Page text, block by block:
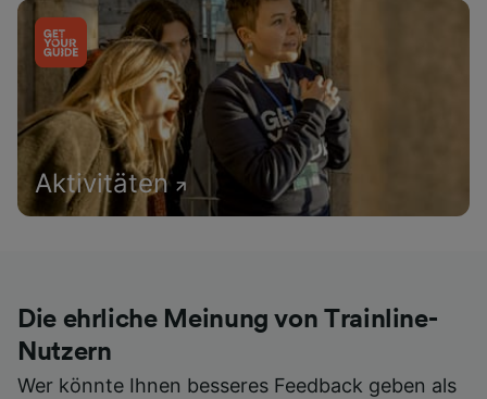
Aktivitäten
Die ehrliche Meinung von Trainline-
Nutzern
Wer könnte Ihnen besseres Feedback geben als